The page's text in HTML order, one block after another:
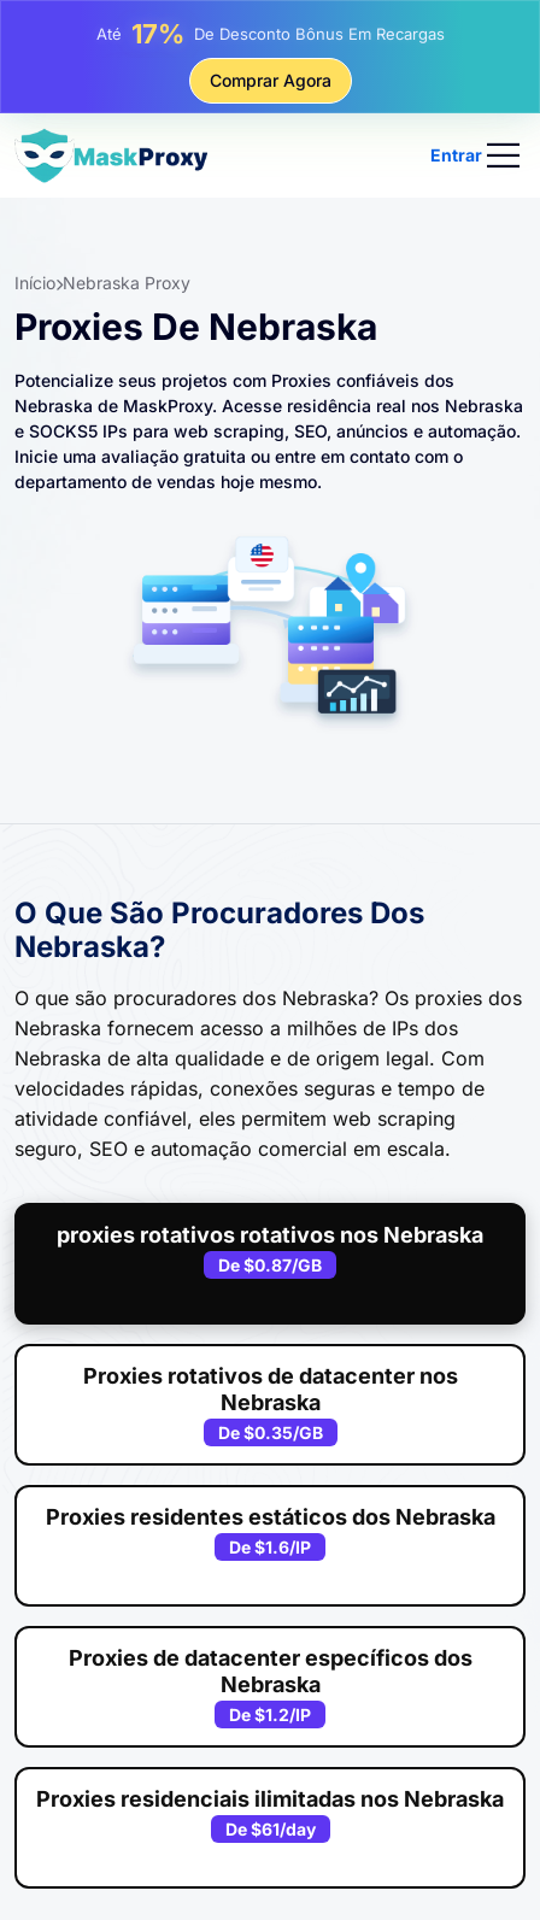
Até25%Desconto Em Compras Estáticas De IP
Desconto Em Compras Rotativas De IP
Comprar Agora
Entrar
Início Nebraska Proxy
Proxies De Nebraska
Potencialize seus projetos com Proxies confiáveis ​​dos
Nebraska de MaskProxy. Acesse residência real nos Nebraska
e SOCKS5 IPs para web scraping, SEO, anúncios e automação.
Inicie uma avaliação gratuita ou entre em contato com o
departamento de vendas hoje mesmo.
O Que São Procuradores Dos
Nebraska?
O que são procuradores dos Nebraska? Os proxies dos
Nebraska fornecem acesso a milhões de IPs dos
Nebraska de alta qualidade e de origem legal. Com
velocidades rápidas, conexões seguras e tempo de
atividade confiável, eles permitem web scraping
seguro, SEO e automação comercial em escala.
proxies rotativos rotativos nos Nebraska
De$0.87/GB
Proxies rotativos de datacenter nos
Nebraska
De$0.35/GB
Proxies residentes estáticos dos Nebraska
De$1.6/IP
Proxies de datacenter específicos dos
Nebraska
De$1.2/IP
Proxies residenciais ilimitadas nos Nebraska
De$61/day